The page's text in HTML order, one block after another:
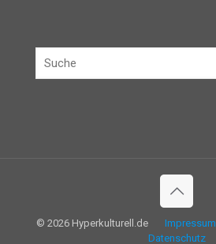
© 2026 Hyperkulturell.de Impressum
Datenschutz